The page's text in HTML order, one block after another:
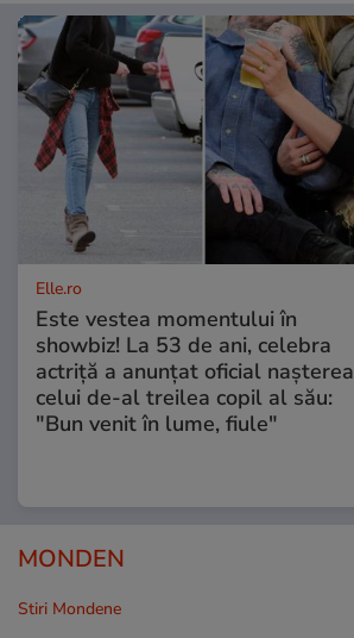
Elle.ro
Este vestea momentului în
showbiz! La 53 de ani, celebra
actriță a anunțat oficial nașterea
celui de-al treilea copil al său:
"Bun venit în lume, fiule"
MONDEN
Stiri Mondene